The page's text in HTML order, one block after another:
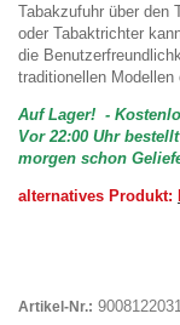
Tabakzufuhr über den
oder Tabaktrichter
die
traditionellen
Auf Lager! -
Vor 22:00 Uhr
morgen schon
alternatives Produkt:
Artikel-Nr.: